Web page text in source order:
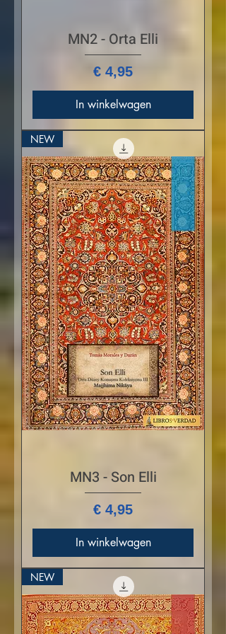
MN2 - Orta Elli
Prijs
€ 4,95
In winkelwagen
NEW
MN3 - Son Elli
Prijs
€ 4,95
In winkelwagen
NEW